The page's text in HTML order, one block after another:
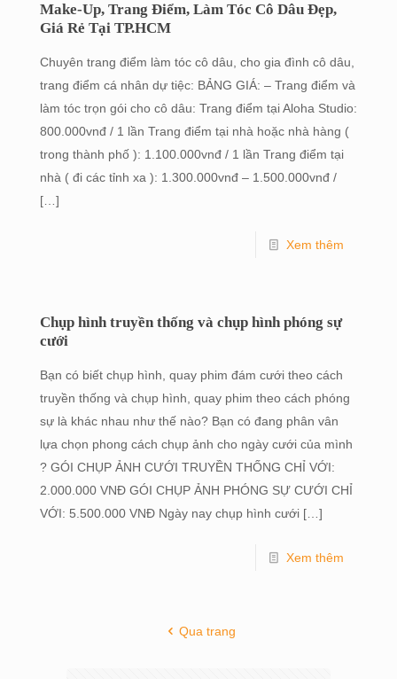
Make-Up, Trang Điểm, Làm Tóc Cô Dâu Đẹp,
Giá Rẻ Tại TP.HCM
Chuyên trang điểm làm tóc cô dâu, cho gia đình cô dâu,
trang điểm cá nhân dự tiệc: BẢNG GIÁ: – Trang điểm và
làm tóc trọn gói cho cô dâu: Trang điểm tại Aloha Studio:
800.000vnđ / 1 lần Trang điểm tại nhà hoặc nhà hàng (
trong thành phố ): 1.100.000vnđ / 1 lần Trang điểm tại
nhà ( đi các tỉnh xa ): 1.300.000vnđ – 1.500.000vnđ /
[…]
Xem thêm
Chụp hình truyền thống và chụp hình phóng sự
cưới
Bạn có biết chụp hình, quay phim đám cưới theo cách
truyền thống và chụp hình, quay phim theo cách phóng
sự là khác nhau như thế nào? Bạn có đang phân vân
lựa chọn phong cách chụp ảnh cho ngày cưới của mình
? GÓI CHỤP ẢNH CƯỚI TRUYỀN THỐNG CHỈ VỚI:
2.000.000 VNĐ GÓI CHỤP ẢNH PHÓNG SỰ CƯỚI CHỈ
VỚI: 5.500.000 VNĐ Ngày nay chụp hình cưới […]
Xem thêm
Qua trang